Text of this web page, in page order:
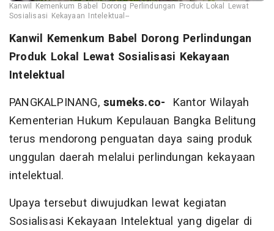
Kanwil Kemenkum Babel Dorong Perlindungan Produk Lokal Lewat
Sosialisasi Kekayaan Intelektual--
Kanwil Kemenkum Babel Dorong Perlindungan
Produk Lokal Lewat Sosialisasi Kekayaan
Intelektual
PANGKALPINANG,sumeks.co- Kantor Wilayah
Kementerian Hukum Kepulauan Bangka Belitung
terus mendorong penguatan daya saing produk
unggulan daerah melalui perlindungan kekayaan
intelektual.
Upaya tersebut diwujudkan lewat kegiatan
Sosialisasi Kekayaan Intelektual yang digelar di